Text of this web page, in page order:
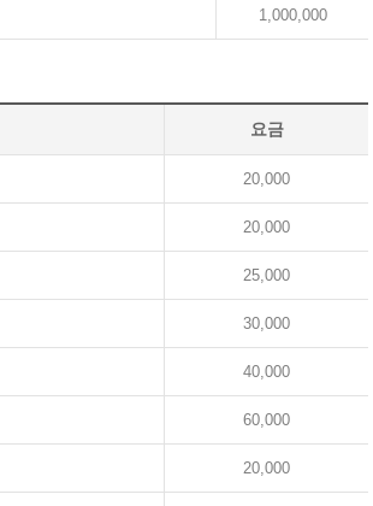
1,000,000
요금
20,000
20,000
25,000
30,000
40,000
60,000
20,000